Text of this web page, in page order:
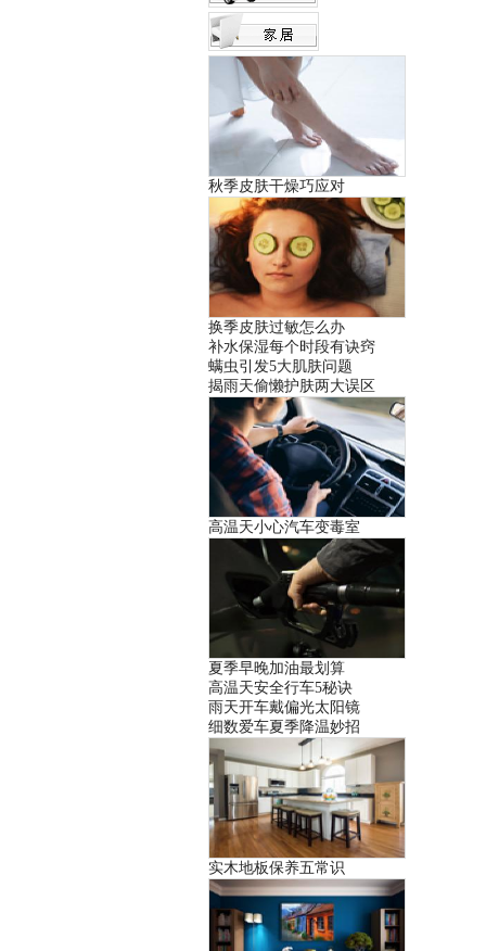
秋季皮肤干燥巧应对
换季皮肤过敏怎么办
补水保湿每个时段有诀窍
螨虫引发5大肌肤问题
揭雨天偷懒护肤两大误区
高温天小心汽车变毒室
夏季早晚加油最划算
高温天安全行车5秘诀
雨天开车戴偏光太阳镜
细数爱车夏季降温妙招
实木地板保养五常识